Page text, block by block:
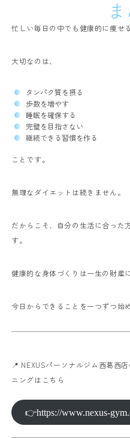
忙しい毎日の中でも健康的に痩せ
大切なのは、
タンパク質を摂る
歩数を増やす
睡眠を確保する
完璧を目指さない
継続できる習慣を作る
ことです。
無理なダイエットは続きません。
だからこそ、自分の生活に合った
す。
健康的な身体づくりは一生の財産
今日からできることを一つずつ始
📍 NEXUSパーソナルジム西葛西
ニングはこちら
👉https://www.nexus-